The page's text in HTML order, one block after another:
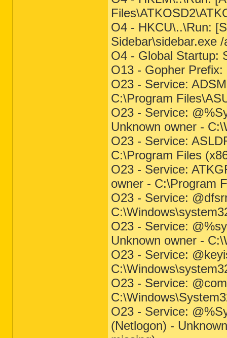
O4 - HKCU\..\Run:
Sidebar\sidebar.exe
O4 - Global Startup:
O13 - Gopher Prefix:
O23 - Service:
C:\Program
O23 - Service:
Unknown owner -
O23 - Service:
C:\Program Files
O23 - Service:
owner - C:\Program
O23 - Service:
O23 - Service:
Unknown owner -
O23 - Service:
O23 - Service:
O23 - Service:
(Netlogon) -